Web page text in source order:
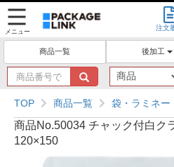
メニュー 注文
商品一覧 後加工
商
品
番
号
で
探
す
TOP 商品一覧 袋・ラミネー
商品No.50034 チャック付白ク
120×150